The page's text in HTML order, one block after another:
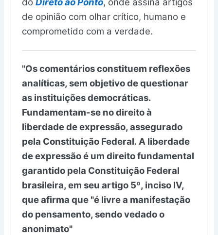
doDireto ao Ponto, onde assina artigos
de opinião com olhar crítico, humano e
comprometido com a verdade.
"Os comentários constituem reflexões
analíticas, sem objetivo de questionar
as instituições democráticas.
Fundamentam-se no direito à
liberdade de expressão, assegurado
pela Constituição Federal. A liberdade
de expressão é um direito fundamental
garantido pela Constituição Federal
brasileira, em seu artigo 5º, inciso IV,
que afirma que "é livre a manifestação
do pensamento, sendo vedado o
anonimato"